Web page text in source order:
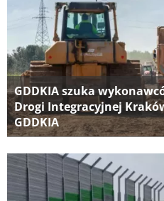
GDDKIA szuka
Drogi Integracyjnej
GDDKIA